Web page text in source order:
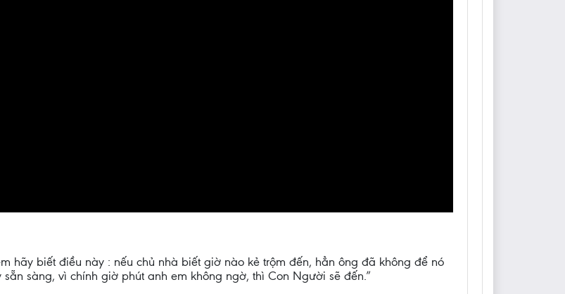
hãy biết điều này : nếu chủ nhà biết giờ nào kẻ trộm đến, hẳn ông đã không để nó
sàng, vì chính giờ phút anh em không ngờ, thì Con Người sẽ đến.”